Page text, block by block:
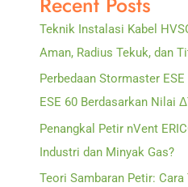
Teknik Instalasi Kabel
Aman, Radius Tekuk, dan
Perbedaan Stormaster ESE
ESE 60 Berdasarkan Nilai
Penangkal Petir nVent
Industri dan Minyak Gas?
Teori Sambaran Petir: Cara